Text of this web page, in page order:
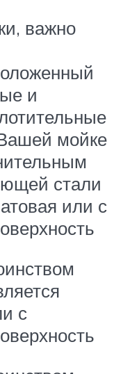
важно
и
мойке
стали
или с
с